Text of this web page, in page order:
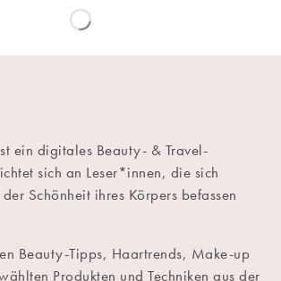
ein digitales Beauty- & Travel-
sich an Leser*innen, die sich
Schönheit ihres Körpers befassen
Beauty-Tipps, Haartrends, Make-up
Produkten und Techniken aus der